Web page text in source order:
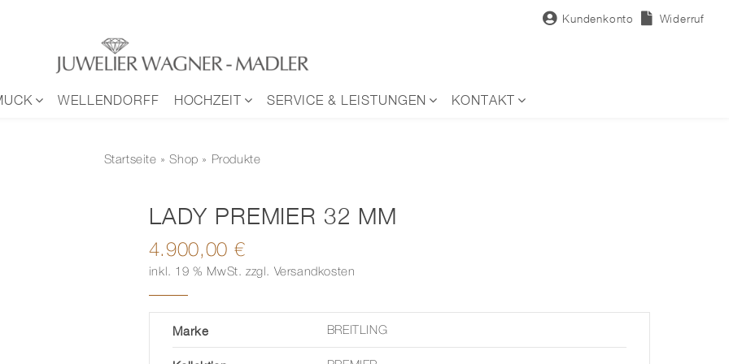
Kundenkonto Widerruf
WELLENDORFF HOCHZEIT SERVICE & LEISTUNGEN KONTAKT
Startseite »Shop » Produkte
LADY PREMIER 32 MM
4.900,00 €
inkl. 19 % MwSt. zzgl. Versandkosten
Marke BREITLING